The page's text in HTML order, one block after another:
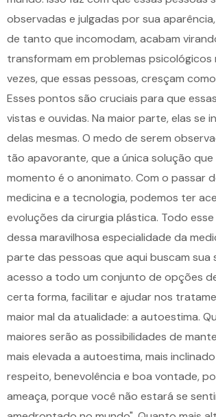
observadas e julgadas por sua
de tanto que incomodam, acabam
transformam em problemas psicológicos
vezes, que essas pessoas, cresçam
Esses pontos são cruciais para que
vistas e ouvidas. Na maior parte, elas se
delas mesmas. O medo de serem
tão apavorante, que a única solução
momento é o anonimato. Com o passar
medicina e a tecnologia, podemos ter
evoluções da cirurgia plástica. Todo
dessa maravilhosa especialidade da
parte das pessoas que aqui buscam
acesso a todo um conjunto de opções
certa forma, facilitar e ajudar nos
maior mal da atualidade: a autoestima.
maiores serão as possibilidades de
mais elevada a autoestima, mais
respeito, benevolência e boa vontade,
ameaça, porque você não estará se